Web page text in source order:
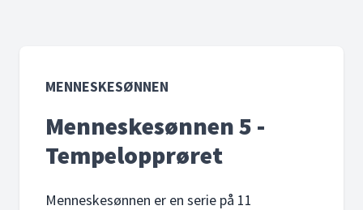
MENNESKESØNNEN
Menneskesønnen 5 -
Tempelopprøret
Menneskesønnen er en serie på 11